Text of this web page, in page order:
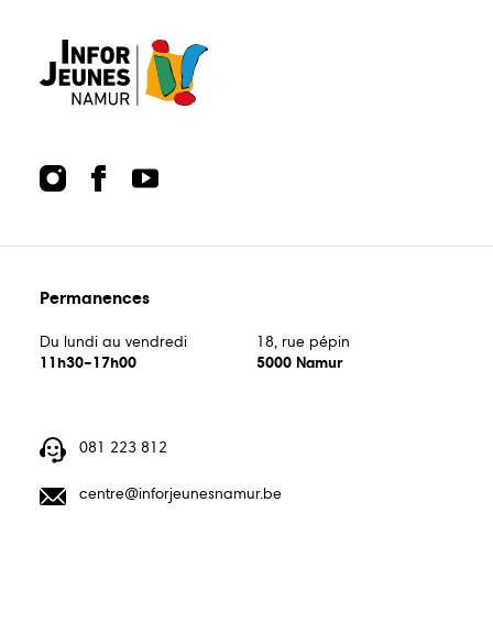
081 223 812
centre@inforjeunesnamur.be
Permanences
Du lundi au vendredi
11h30–17h00
18, rue pépin
5000 Namur
Guide
écoles